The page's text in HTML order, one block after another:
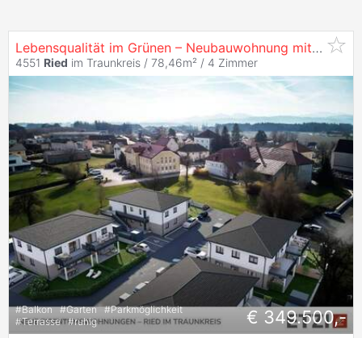
Lebensqualität im Grünen – Neubauwohnung mit Garten in
4551 Ried im Traunkreis / 78,46m² / 4 Zimmer
#Balkon #Garten #Parkmöglichkeit
#Terrasse #ruhig € 349.500,-